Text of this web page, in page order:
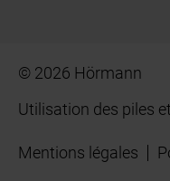
© 2026 Hörmann
Utilisation des piles
Mentions légales